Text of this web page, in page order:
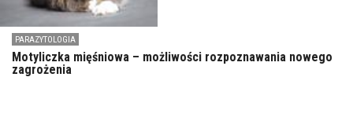
PARAZYTOLOGIA
Motyliczka mięśniowa – możliwości rozpoznawania nowego
zagrożenia